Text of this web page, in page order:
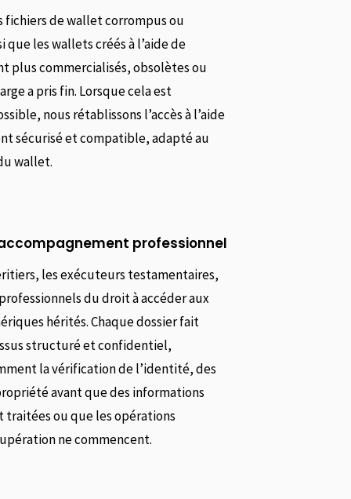
fichiers de wallet corrompus ou
que les wallets créés à l’aide de
plus commercialisés, obsolètes ou
a pris fin. Lorsque cela est
nous rétablissons l’accès à l’aide
sécurisé et compatible, adapté au
wallet.
professionnel
les exécuteurs testamentaires,
du droit à accéder aux
hérités. Chaque dossier fait
structuré et confidentiel,
la vérification de l’identité, des
avant que des informations
traitées ou que les opérations
ne commencent.